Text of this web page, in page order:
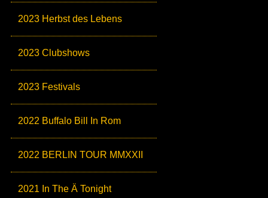
2023 Herbst des Lebens
2023 Clubshows
2023 Festivals
2022 Buffalo Bill In Rom
2022 BERLIN TOUR MMXXII
2021 In The Ä Tonight